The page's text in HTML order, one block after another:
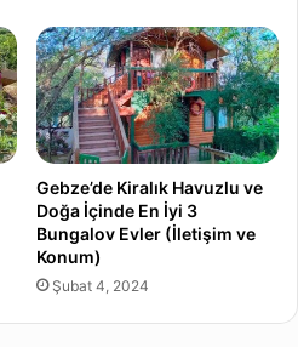
Gebze’de Kiralık Havuzlu ve
Doğa İçinde En İyi 3
Bungalov Evler (İletişim ve
Konum)
Şubat 4, 2024